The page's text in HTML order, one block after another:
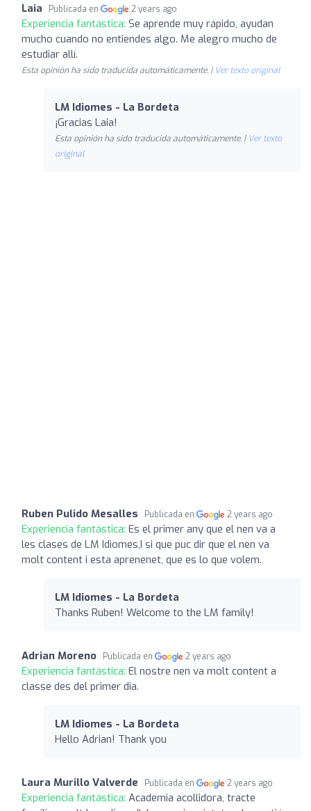
Laia Publicada en 2 years ago
Experiencia fantástica: Se aprende muy rápido, ayudan
mucho cuando no entiendes algo. Me alegro mucho de
estudiar allí.
Esta opinión ha sido traducida automáticamente. | Ver texto original
LM Idiomes - La Bordeta
¡Gracias Laia!
Esta opinión ha sido traducida automáticamente. | Ver texto
original
Ruben Pulido Mesalles Publicada en 2 years ago
Experiencia fantástica: Es el primer any que el nen va a
les clases de LM Idiomes,I si que puc dir que el nen va
molt content i esta aprenenet, que es lo que volem.
LM Idiomes - La Bordeta
Thanks Ruben! Welcome to the LM family!
Adrian Moreno Publicada en 2 years ago
Experiencia fantástica: El nostre nen va molt content a
classe des del primer dia.
LM Idiomes - La Bordeta
Hello Adrian! Thank you
Laura Murillo Valverde Publicada en 2 years ago
Experiencia fantástica: Academia acollidora, tracte